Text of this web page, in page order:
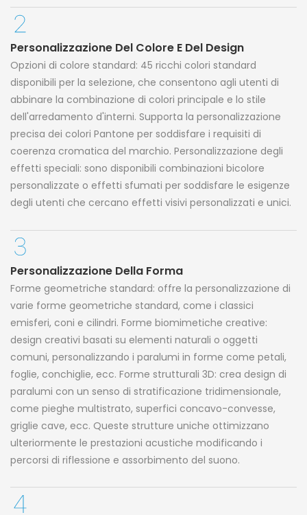
Personalizzazione Del Colore E Del Design
Opzioni di colore standard: 45 ricchi colori standard
disponibili per la selezione, che consentono agli utenti di
abbinare la combinazione di colori principale e lo stile
dell'arredamento d'interni. Supporta la personalizzazione
precisa dei colori Pantone per soddisfare i requisiti di
coerenza cromatica del marchio. Personalizzazione degli
effetti speciali: sono disponibili combinazioni bicolore
personalizzate o effetti sfumati per soddisfare le esigenze
degli utenti che cercano effetti visivi personalizzati e unici.
Personalizzazione Della Forma
Forme geometriche standard: offre la personalizzazione di
varie forme geometriche standard, come i classici
emisferi, coni e cilindri. Forme biomimetiche creative:
design creativi basati su elementi naturali o oggetti
comuni, personalizzando i paralumi in forme come petali,
foglie, conchiglie, ecc. Forme strutturali 3D: crea design di
paralumi con un senso di stratificazione tridimensionale,
come pieghe multistrato, superfici concavo-convesse,
griglie cave, ecc. Queste strutture uniche ottimizzano
ulteriormente le prestazioni acustiche modificando i
percorsi di riflessione e assorbimento del suono.